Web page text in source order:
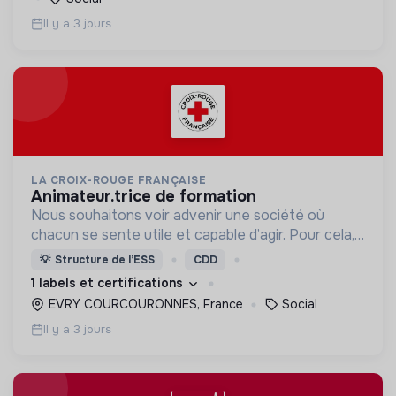
Il y a 3 jours
LA CROIX-ROUGE FRANÇAISE
animateur.trice de formation
Nous souhaitons voir advenir une société où
chacun se sente utile et capable d’agir. Pour cela,
nous proposons des moyens et des lieux
d’engagement innovants et adaptés à tous.
💡 Structure de l’ESS CDD
1 labels et certifications
EVRY COURCOURONNES, France
Social
Il y a 3 jours